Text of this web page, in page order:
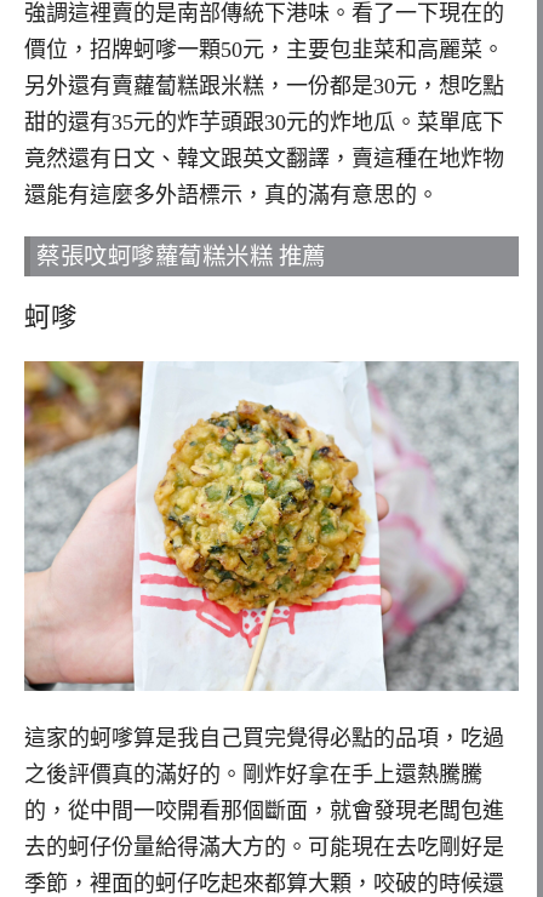
強調這裡賣的是南部傳統下港味。看了一下現在的
價位，招牌蚵嗲一顆50元，主要包韭菜和高麗菜。
另外還有賣蘿蔔糕跟米糕，一份都是30元，想吃點
甜的還有35元的炸芋頭跟30元的炸地瓜。菜單底下
竟然還有日文、韓文跟英文翻譯，賣這種在地炸物
還能有這麼多外語標示，真的滿有意思的。
蔡張呅蚵嗲蘿蔔糕米糕 推薦
蚵嗲
這家的蚵嗲算是我自己買完覺得必點的品項，吃過
之後評價真的滿好的。剛炸好拿在手上還熱騰騰
的，從中間一咬開看那個斷面，就會發現老闆包進
去的蚵仔份量給得滿大方的。可能現在去吃剛好是
季節，裡面的蚵仔吃起來都算大顆，咬破的時候還